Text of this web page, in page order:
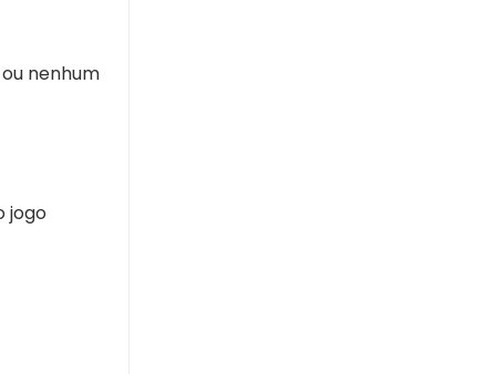
nenhum
jogo